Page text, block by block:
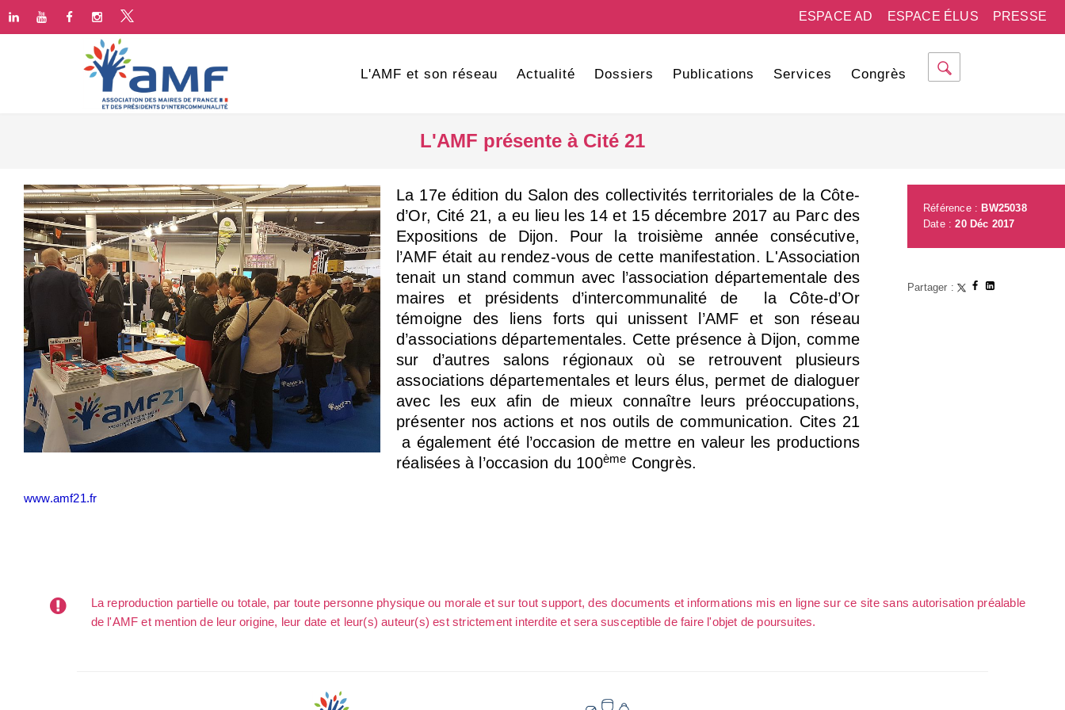
PRESSE
ESPACE ÉLUS
ESPACE AD
L'AMF et son réseau Actualité Dossiers Publications Services Congrès
L'AMF présente à Cité 21
La 17e édition du Salon des collectivités territoriales de la Côte-
d’Or, Cité 21, a eu lieu les 14 et 15 décembre 2017 au Parc des
Expositions de Dijon. Pour la troisième année consécutive,
l’AMF était au rendez-vous de cette manifestation. L'Association
tenait un stand commun avec l’association départementale des
maires et présidents d’intercommunalité de la Côte-d’Or
témoigne des liens forts qui unissent l’AMF et son réseau
d’associations départementales. Cette présence à Dijon, comme
sur d’autres salons régionaux où se retrouvent plusieurs
associations départementales et leurs élus, permet de dialoguer
avec les eux afin de mieux connaître leurs préoccupations,
présenter nos actions et nos outils de communication. Cites 21
a également été l’occasion de mettre en valeur les productions
réalisées à l’occasion du 100ème Congrès.
www.amf21.fr
Référence : BW25038
Date :20 Déc 2017
Partager :
La reproduction partielle ou totale, par toute personne physique ou morale et sur tout support, des documents et informations mis en ligne sur ce site sans autorisation préalable
de l'AMF et mention de leur origine, leur date et leur(s) auteur(s) est strictement interdite et sera susceptible de faire l'objet de poursuites.